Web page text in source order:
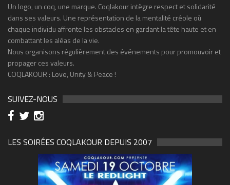
Un logo, un coq, une marque. Coqlakour intègre respect et solidarité
dans ses valeurs. Une représentation de la mentalité créole où
chaque individu affronte les obstacles en gardant la tête haute et en
combattant les aléas de la vie.
Nous organisons régulièrement des événements pour promouvoir et
propager ces valeurs.
COQLAKOUR : Love, Unity & Peace !
SUIVEZ-NOUS
LES SOIRÉES COQLAKOUR DEPUIS 2007